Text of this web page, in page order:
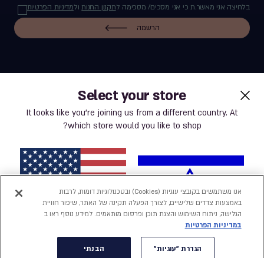
Select your store
It looks like you’re joining us from a different country. At
which store would you like to shop?
ישראל ארצות הברית
בלחיצה אני מאשר.ת כי אני מסכים/ מסכימה לתקנון החנותולמדיניות הפרטיות
הרשמה
label.payment
תנאי שימוש באתר
מדיניות פרטיות
נְגִישׁוּת
הצהרת נגישות
אנו משתמשים בקובצי עוגיות (Cookies) ובטכנולוגיות דומות, לרבות
באמצעות צדדים שלישיים, לצורך הפעלה תקינה של האתר, שיפור חוויית
הגלישה, ניתוח השימוש והצגת תוכן ופרסום מותאמים. למידע נוסף ראו ב
במדיניות הפרטיות
הגדרת "עוגיות" הבנתי